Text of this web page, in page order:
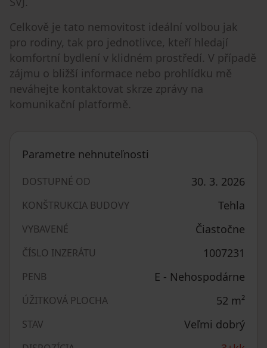
Celkově je tato nemovitost ideální volbou jak
pro rodiny, tak pro jednotlivce, kteří hledají
komfortní bydlení v klidném prostředí. V případě
zájmu o bližší informace nebo prohlídku mě
neváhejte kontaktovat skrze zprávy na
komunikační platformě.
Parametre nehnuteľnosti
DOSTUPNÉ OD 30. 3. 2026
KONŠTRUKCIA BUDOVY Tehla
VYBAVENÉ Čiastočne
ČÍSLO INZERÁTU 1007231
PENB E - Nehospodárne
ÚŽITKOVÁ PLOCHA 52 m²
STAV Veľmi dobrý